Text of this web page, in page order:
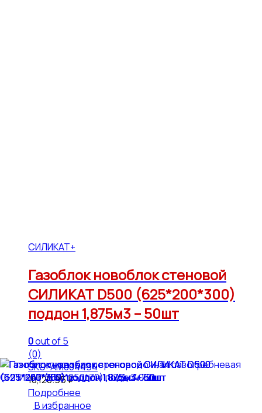
СИЛИКАТ+
Газоблок новоблок стеновой
СИЛИКАТ D500 (625*200*300)
поддон 1,875м3 – 50шт
0out of 5
(0)
SKU: АМ004494
10,120.95₽
Подробнее
В избранное